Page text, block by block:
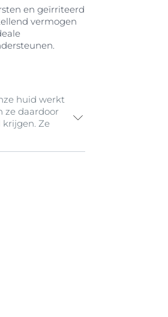
en geïrriteerd
vermogen
huid werkt
ze daardoor
krijgen. Ze